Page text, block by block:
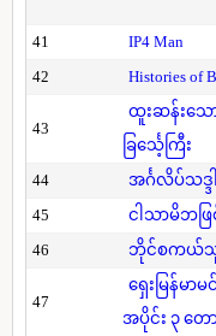
41
IP4 Man
42
Histories of
43
ထူးဆန်းသ
ခြင်္သေ့ကြီး
44 အင်္ဂလိပ်သဒ္
45
ငါသာမိဘဖြ
46
ဘိုင်စကယ်သူခို
47
ရှေးမြန်မ
အပိုင်း ၃ တေ